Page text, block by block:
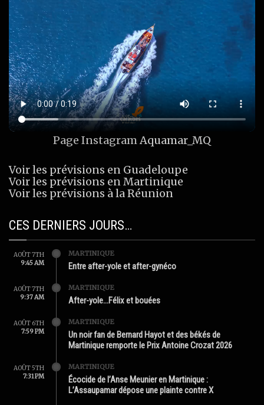
Page Instagram Aquamar_MQ
Voir les prévisions en Guadeloupe
Voir les prévisions en Martinique
Voir les prévisions à la Réunion
CES DERNIERS JOURS…
AOÛT 7TH
9:45 AM
MARTINIQUE
Entre after-yole et after-gynéco
AOÛT 7TH
9:37 AM
MARTINIQUE
After-yole…Félix et bouées
AOÛT 6TH
7:59 PM
MARTINIQUE
Un noir fan de Bernard Hayot et des békés de
Martinique remporte le Prix Antoine Crozat 2026
AOÛT 5TH
7:31 PM
MARTINIQUE
Écocide de l’Anse Meunier en Martinique :
L’Assaupamar dépose une plainte contre X